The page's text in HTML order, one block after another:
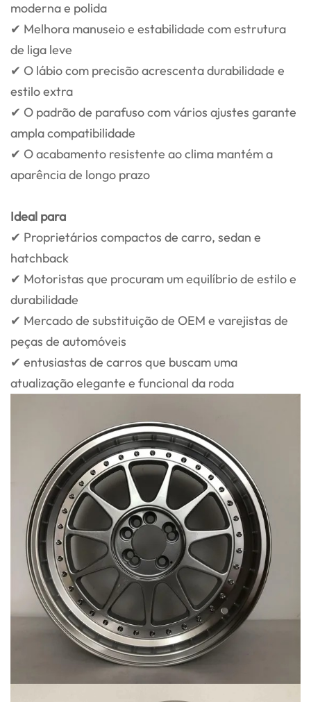
moderna e polida
✔ Melhora manuseio e estabilidade com estrutura
de liga leve
✔ O lábio com precisão acrescenta durabilidade e
estilo extra
✔ O padrão de parafuso com vários ajustes garante
ampla compatibilidade
✔ O acabamento resistente ao clima mantém a
aparência de longo prazo
Ideal para
✔ Proprietários compactos de carro, sedan e
hatchback
✔ Motoristas que procuram um equilíbrio de estilo e
durabilidade
✔ Mercado de substituição de OEM e varejistas de
peças de automóveis
✔ entusiastas de carros que buscam uma
atualização elegante e funcional da roda